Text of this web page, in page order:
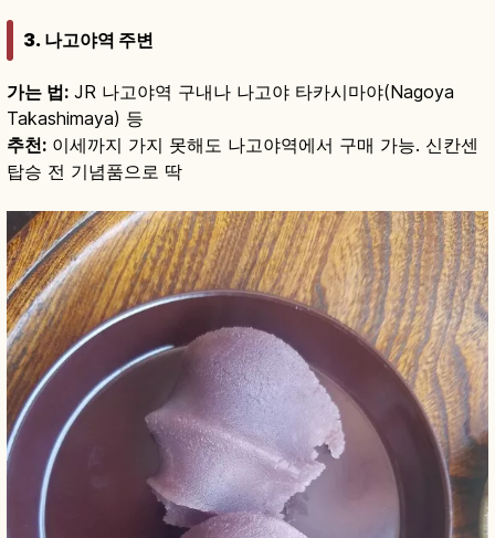
3. 나고야역 주변
가는 법: JR 나고야역 구내나 나고야 타카시마야(Nagoya
Takashimaya) 등
추천: 이세까지 가지 못해도 나고야역에서 구매 가능. 신칸센
탑승 전 기념품으로 딱